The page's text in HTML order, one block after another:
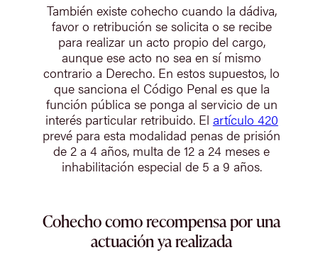
También existe cohecho cuando la dádiva,
favor o retribución se solicita o se recibe
para realizar un acto propio del cargo,
aunque ese acto no sea en sí mismo
contrario a Derecho. En estos supuestos, lo
que sanciona el Código Penal es que la
función pública se ponga al servicio de un
interés particular retribuido. El artículo 420
prevé para esta modalidad penas de prisión
de 2 a 4 años, multa de 12 a 24 meses e
inhabilitación especial de 5 a 9 años.
Cohecho como recompensa por una
actuación ya realizada